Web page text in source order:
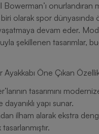
biri olarak spor
yaşatmaya devam eder.
şekillenen tasarımlar,
Öne Çıkan
tasarımını
yapı sunar.
ilham alarak ekstra